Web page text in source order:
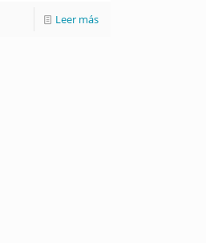
Leer más